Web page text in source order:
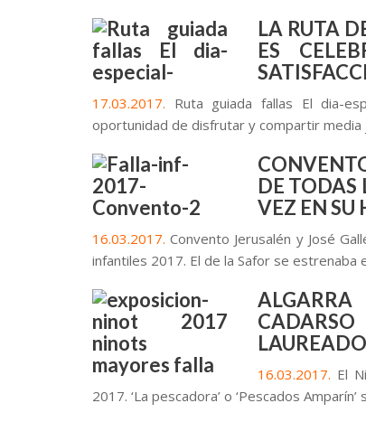
LA RUTA
ES
17.03.2017. Ruta guiada fallas El dia-
oportunidad de disfrutar y compartir
DE TODAS
VEZ EN SU
16.03.2017.Convento Jerusalén y José
infantiles 2017. El de la Safor se estrenaba
16.03.2017. El
2017. ‘La pescadora’ o ‘Pescados